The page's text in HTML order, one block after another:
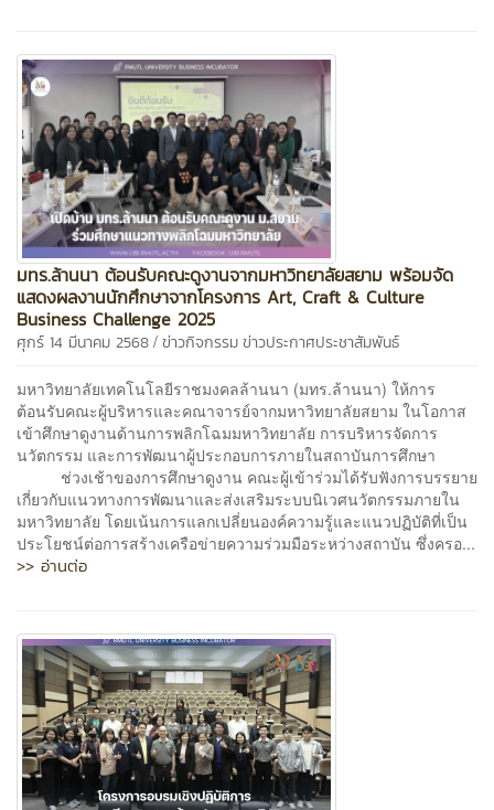
มทร.ล้านนา ต้อนรับคณะดูงานจากมหาวิทยาลัยสยาม พร้อมจัด
แสดงผลงานนักศึกษาจากโครงการ Art, Craft & Culture
Business Challenge 2025
ศุกร์ 14 มีนาคม 2568 / ข่าวกิจกรรมข่าวประกาศประชาสัมพันธ์
มหาวิทยาลัยเทคโนโลยีราชมงคลล้านนา (มทร.ล้านนา) ให้การ
ต้อนรับคณะผู้บริหารและคณาจารย์จากมหาวิทยาลัยสยาม ในโอกาส
เข้าศึกษาดูงานด้านการพลิกโฉมมหาวิทยาลัย การบริหารจัดการ
นวัตกรรม และการพัฒนาผู้ประกอบการภายในสถาบันการศึกษา
ช่วงเช้าของการศึกษาดูงาน คณะผู้เข้าร่วมได้รับฟังการบรรยาย
เกี่ยวกับแนวทางการพัฒนาและส่งเสริมระบบนิเวศนวัตกรรมภายใน
มหาวิทยาลัย โดยเน้นการแลกเปลี่ยนองค์ความรู้และแนวปฏิบัติที่เป็น
ประโยชน์ต่อการสร้างเครือข่ายความร่วมมือระหว่างสถาบัน ซึ่งครอ...
>> อ่านต่อ